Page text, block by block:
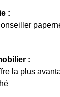
:
:
la plus